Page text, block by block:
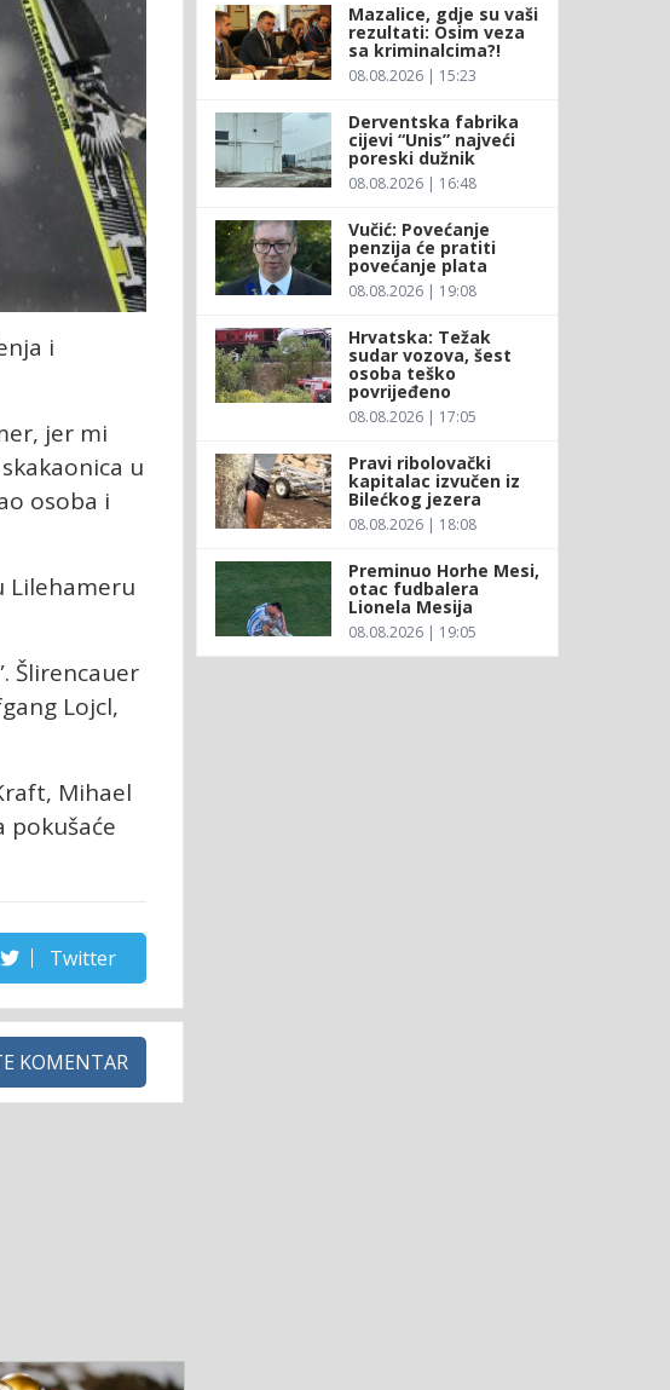
i
jer mi
u
osoba i
Lilehameru
Šlirencauer
Lojcl,
Mihael
pokušaće
Twitter
KOMENTAR
Mazalice, gdje su vaši
rezultati: Osim veza
sa kriminalcima?!
08.08.2026 | 15:23
Derventska fabrika
cijevi “Unis” najveći
poreski dužnik
08.08.2026 | 16:48
Vučić: Povećanje
penzija će pratiti
povećanje plata
08.08.2026 | 19:08
Hrvatska: Težak
sudar vozova, šest
osoba teško
povrijeđeno
08.08.2026 | 17:05
Pravi ribolovački
kapitalac izvučen iz
Bilećkog jezera
08.08.2026 | 18:08
Preminuo Horhe Mesi,
otac fudbalera
Lionela Mesija
08.08.2026 | 19:05